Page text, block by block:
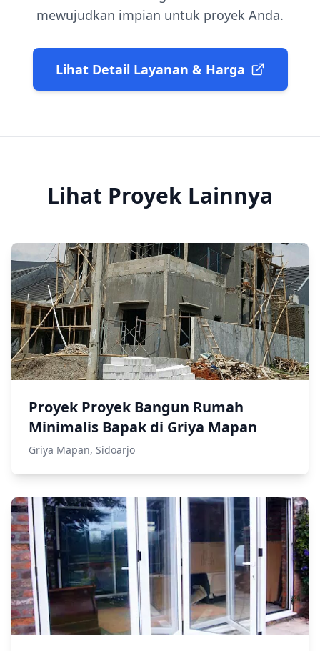
mewujudkan impian untuk proyek Anda.
Lihat Detail Layanan & Harga
Lihat Proyek Lainnya
Proyek Proyek Bangun Rumah
Minimalis Bapak di Griya Mapan
Griya Mapan, Sidoarjo